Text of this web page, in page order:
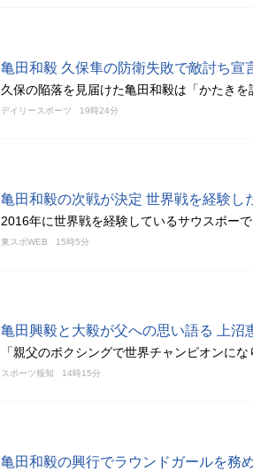
亀田和毅 久保隼の防衛失敗で敵討ち宣
久保の陥落を見届けた亀田和毅は「かたき
デイリースポーツ 19時24分
亀田和毅の次戦が決定 世界戦を経験し
2016年に世界戦を経験しているサウスポー
東スポWEB 15時5分
亀田興毅と大毅が父への思い語る 上沼
「親父のボクシングで世界チャンピオンに
スポーツ報知 14時15分
亀田和毅の興行でラウンドガールを務